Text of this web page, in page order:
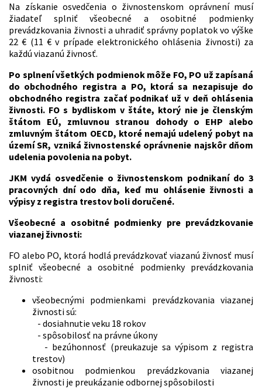
Na získanie osvedčenia o živnostenskom oprávnení musí
žiadateľ splniť všeobecné a osobitné podmienky
prevádzkovania živnosti a uhradiť správny poplatok vo výške
22 € (11 € v prípade elektronického ohlásenia živnosti) za
každú viazanú živnosť.
Po splnení všetkých podmienok môže FO, PO už zapísaná
do obchodného registra a PO, ktorá sa nezapisuje do
obchodného registra začať podnikať už v deň ohlásenia
živnosti. FO s bydliskom v štáte, ktorý nie je členským
štátom EÚ, zmluvnou stranou dohody o EHP alebo
zmluvným štátom OECD, ktoré nemajú udelený pobyt na
území SR, vzniká živnostenské oprávnenie najskôr dňom
udelenia povolenia na pobyt.
JKM vydá osvedčenie o živnostenskom podnikaní do 3
pracovných dní odo dňa, keď mu ohlásenie živnosti a
výpisy z registra trestov boli doručené.
Všeobecné a osobitné podmienky pre prevádzkovanie
viazanej živnosti:
FO alebo PO, ktorá hodlá prevádzkovať viazanú živnosť musí
splniť všeobecné a osobitné podmienky prevádzkovania
živnosti:
všeobecnými podmienkami prevádzkovania viazanej
živnosti sú:
- dosiahnutie veku 18 rokov
- spôsobilosť na právne úkony
- bezúhonnosť (preukazuje sa výpisom z registra
trestov)
osobitnou podmienkou prevádzkovania viazanej
živnosti je preukázanie odbornej spôsobilosti